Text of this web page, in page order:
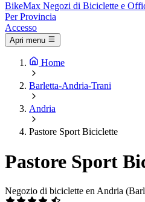
BikeMax Negozi di Biciclette e
Per Provincia
Accesso
Apri menu
Home
Barletta-Andria-Trani
Andria
Pastore Sport Biciclette
Pastore Sport
Negozio di biciclette en Andria